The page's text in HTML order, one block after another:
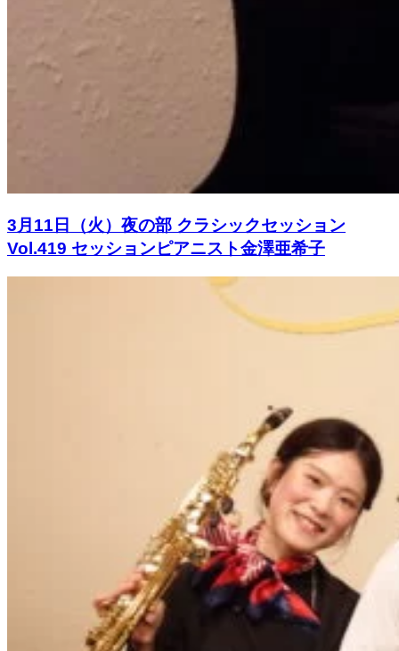
3月11日（火）夜の部 クラシックセッション
Vol.419 セッションピアニスト金澤亜希子